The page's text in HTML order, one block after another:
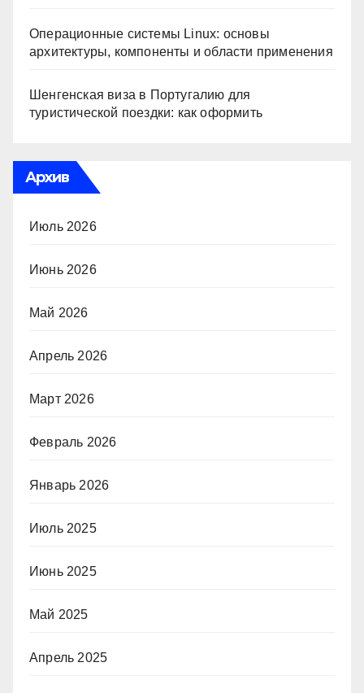
Операционные системы Linux: основы
архитектуры, компоненты и области применения
Шенгенская виза в Португалию для
туристической поездки: как оформить
Архив
Июль 2026
Июнь 2026
Май 2026
Апрель 2026
Март 2026
Февраль 2026
Январь 2026
Июль 2025
Июнь 2025
Май 2025
Апрель 2025